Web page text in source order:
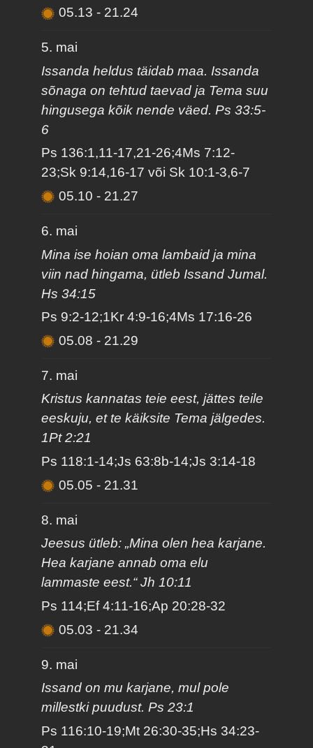
05.13- 21.24
5. mai
Issanda heldus täidab maa. Issanda
sõnaga on tehtud taevad ja Tema suu
hingusega kõik nende väed. Ps 33:5-
6
Ps 136:1,11-17,21-26;4Ms 7:12-
23;Sk 9:14,16-17 või Sk 10:1-3,6-7
05.10- 21.27
6. mai
Mina ise hoian oma lambaid ja mina
viin nad hingama, ütleb Issand Jumal.
Hs 34:15
Ps 9:2-12;1Kr 4:9-16;4Ms 17:16-26
05.08- 21.29
7. mai
Kristus kannatas teie eest, jättes teile
eeskuju, et te käiksite Tema jälgedes.
1Pt 2:21
Ps 118:1-14;Js 63:8b-14;Js 3:14-18
05.05- 21.31
8. mai
Jeesus ütleb: „Mina olen hea karjane.
Hea karjane annab oma elu
lammaste eest.“ Jh 10:11
Ps 114;Ef 4:11-16;Ap 20:28-32
05.03- 21.34
9. mai
Issand on mu karjane, mul pole
millestki puudust. Ps 23:1
Ps 116:10-19;Mt 26:30-35;Hs 34:23-